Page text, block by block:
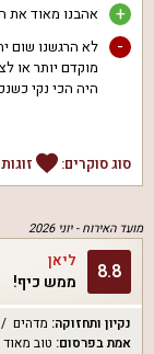
+ אהבנו מאוד את
-
לא הרגשנו שום
מוקדם יותר או
היה הכי נקי
סוג סוקרים: זוגות
מועד האירוח -יוני 2026
8.8 ליאן
ממש כיף!
נקיון ותחזוקה: מדהים
אמת בפרסום: טוב מאוד